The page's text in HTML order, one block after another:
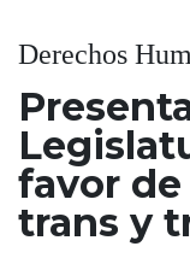
Derechos
favor
trans y